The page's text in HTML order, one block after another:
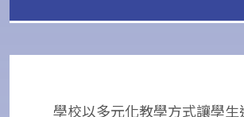
學校以多元化教學方式讓學生